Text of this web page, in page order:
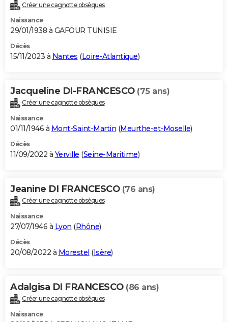
Créer une cagnotte obsèques
Naissance
29/01/1938 à GAFOUR TUNISIE
Décès
15/11/2023 à Nantes (Loire-Atlantique)
Jacqueline DI-FRANCESCO (75 ans)
Créer une cagnotte obsèques
Naissance
01/11/1946 à Mont-Saint-Martin (Meurthe-et-Moselle)
Décès
11/09/2022 à Yerville (Seine-Maritime)
Jeanine DI FRANCESCO (76 ans)
Créer une cagnotte obsèques
Naissance
27/07/1946 à Lyon (Rhône)
Décès
20/08/2022 à Morestel (Isère)
Adalgisa DI FRANCESCO (86 ans)
Créer une cagnotte obsèques
Naissance